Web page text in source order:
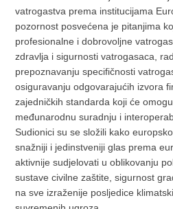
vatrogastva prema institucijama
pozornost posvećena je pitanjima
profesionalne i dobrovoljne
zdravlja i sigurnosti vatrogasaca,
prepoznavanju specifičnosti
osiguravanju odgovarajućih izvora
zajedničkih standarda koji će
međunarodnu suradnju i
Sudionici su se složili kako
snažniji i jedinstveniji glas prema
aktivnije sudjelovati u oblikovanju
sustave civilne zaštite, sigurnost
na sve izraženije posljedice